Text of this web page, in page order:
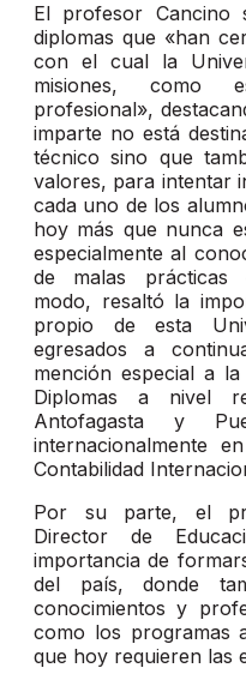
El profesor Cancino
diplomas que «han
con el cual la
misiones, como
profesional»,
imparte no está
técnico sino que
valores, para intentar
cada uno de los
hoy más que nunca
especialmente al
de malas prácticas
modo, resaltó la
propio de esta
egresados a
mención especial a
Diplomas a nivel
Antofagasta y
internacionalmente
Contabilidad
Por su parte, el
Director de
importancia de
del país, donde
conocimientos y
como los programas
que hoy requieren las